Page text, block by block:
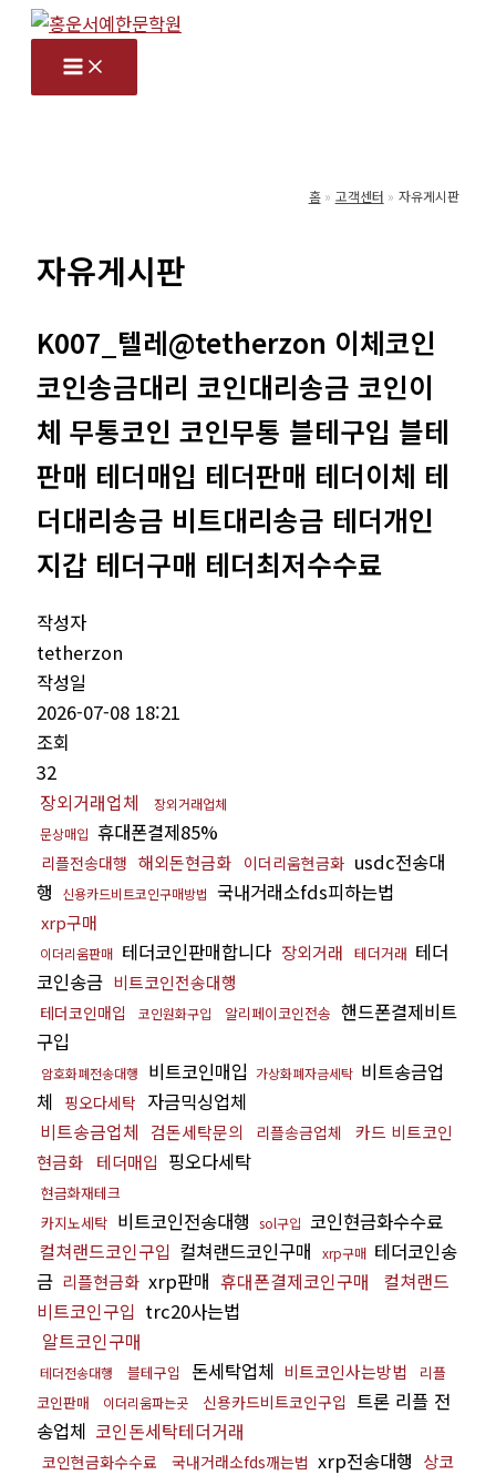
홈 고객센터 자유게시판
자유게시판
K007_텔레@tetherzon 이체코인
코인송금대리 코인대리송금 코인이
체 무통코인 코인무통 블테구입 블테
판매 테더매입 테더판매 테더이체 테
더대리송금 비트대리송금 테더개인
지갑 테더구매 테더최저수수료
작성자
tetherzon
작성일
2026-07-08 18:21
조회
32
장외거래업체
장외거래업체
문상매입 휴대폰결제85%
리플전송대행 해외돈현금화 이더리움현금화 usdc전송대
행
신용카드비트코인구매방법 국내거래소fds피하는법
xrp구매
이더리움판매 테더코인판매합니다 장외거래 테더거래 테더
코인송금 비트코인전송대행
테더코인매입 코인원화구입 알리페이코인전송 핸드폰결제비트
구입
암호화폐전송대행 비트코인매입 가상화폐자금세탁 비트송금업
체 핑오다세탁 자금믹싱업체
비트송금업체
검돈세탁문의 리플송금업체
카드 비트코인
현금화
테더매입 핑오다세탁
현금화재테크
카지노세탁 비트코인전송대행 sol구입 코인현금화수수료
컬쳐랜드코인구입 컬쳐랜드코인구매 xrp구매 테더코인송
금 리플현금화 xrp판매 휴대폰결제코인구매
컬쳐랜드
비트코인구입 trc20사는법
알트코인구매
테더전송대행 블테구입 돈세탁업체 비트코인사는방법
리플
코인판매
이더리움파는곳 신용카드비트코인구입 트론 리플 전
송업체 코인돈세탁테더거래
코인현금화수수료 국내거래소fds깨는법 xrp전송대행 상코